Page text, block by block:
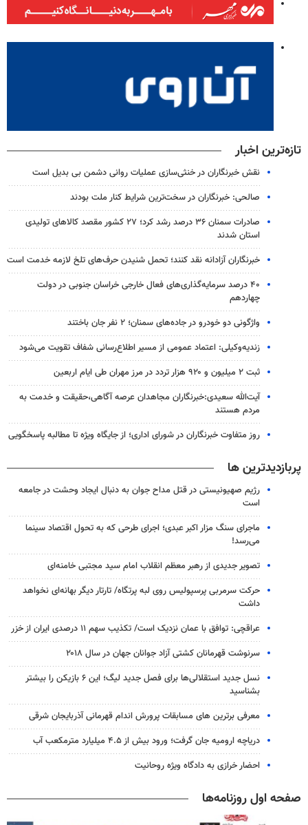
تازه‌ترین اخبار
نقش خبرنگاران در خنثی‌سازی عملیات روانی دشمن بی بدیل است
صالحی: خبرنگاران در سخت‌ترین شرایط کنار ملت بودند
صادرات سمنان ۳۶ درصد رشد کرد؛ ۲۷ کشور مقصد کالاهای تولیدی
استان شدند
خبرنگاران آزادانه نقد کنند؛ تحمل شنیدن حرف‌های تلخ لازمه خدمت است
۴۰ درصد سرمایه‌گذاری‌های فعال خارجی خراسان جنوبی در دولت
چهاردهم
واژگونی دو خودرو در جاده‌های سمنان؛ ۲ نفر جان باختند
زندیه‌وکیلی: اعتماد عمومی از مسیر اطلاع‌رسانی شفاف تقویت می‌شود
ثبت ۲ میلیون و ۹۲۰ هزار تردد در مرز مهران طی ایام اربعین
آیت‌الله سعیدی:خبرنگاران مجاهدان عرصه آگاهی،حقیقت و خدمت به
مردم هستند
روز متفاوت خبرنگاران در شورای اداری؛ از جایگاه ویژه تا مطالبه پاسخگویی
پربازدیدترین ها
رژیم صهیونیستی در قتل مداح جوان به دنبال ایجاد وحشت در جامعه
است
ماجرای سنگ مزار اکبر عبدی؛ اجرای طرحی که به تحول اقتصاد سینما
می‌رسد!
تصویر جدیدی از رهبر معظم انقلاب امام سید مجتبی خامنه‌ای
حرکت سرمربی پرسپولیس روی لبه پرتگاه/ تارتار دیگر بهانه‌ای نخواهد
داشت
عراقچی: توافق با عمان نزدیک است/ تکذیب سهم ۱۱ درصدی ایران از خزر
سرنوشت قهرمانان کشتی آزاد جوانان جهان در سال ۲۰۱۸
نسل جدید استقلالی‌ها برای فصل جدید لیگ؛ این ۶ بازیکن را بیشتر
بشناسید
معرفی برترین های مسابقات پرورش اندام قهرمانی آذربایجان شرقی
دریاچه ارومیه جان گرفت؛ ورود بیش از ۴.۵ میلیارد مترمکعب آب
احضار خرازی به دادگاه ویژه روحانیت
صفحه اول روزنامه‌ها